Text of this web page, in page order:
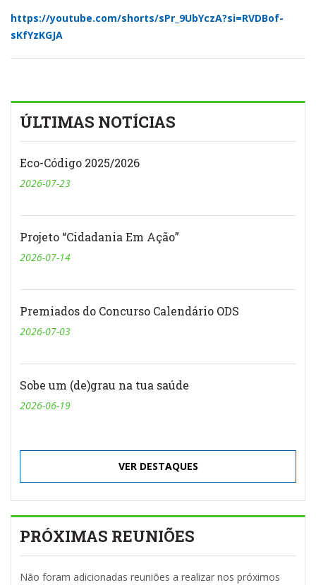
https://youtube.com/shorts/sPr_9UbYczA?si=RVDBof-
sKfYzKGJA
ÚLTIMAS NOTÍCIAS
Eco-Código 2025/2026
2026-07-23
Projeto “Cidadania Em Ação”
2026-07-14
Premiados do Concurso Calendário ODS
2026-07-03
Sobe um (de)grau na tua saúde
2026-06-19
VER DESTAQUES
PRÓXIMAS REUNIÕES
Não foram adicionadas reuniões a realizar nos próximos